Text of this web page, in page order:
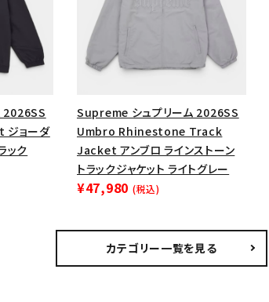
2026SS
ョーダ
ック
Supreme シュプリーム 2026SS
Umbro Rhinestone Track
Jacket アンブロ ラインストーン
トラックジャケット ライトグレー
¥47,980 (税込)
カテゴリー一覧を見る